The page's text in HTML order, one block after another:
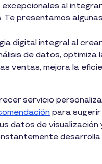
al
presentamos
digital integral al
de datos,
ventas, mejora la
servicio
para
datos de visualización
desarrolla